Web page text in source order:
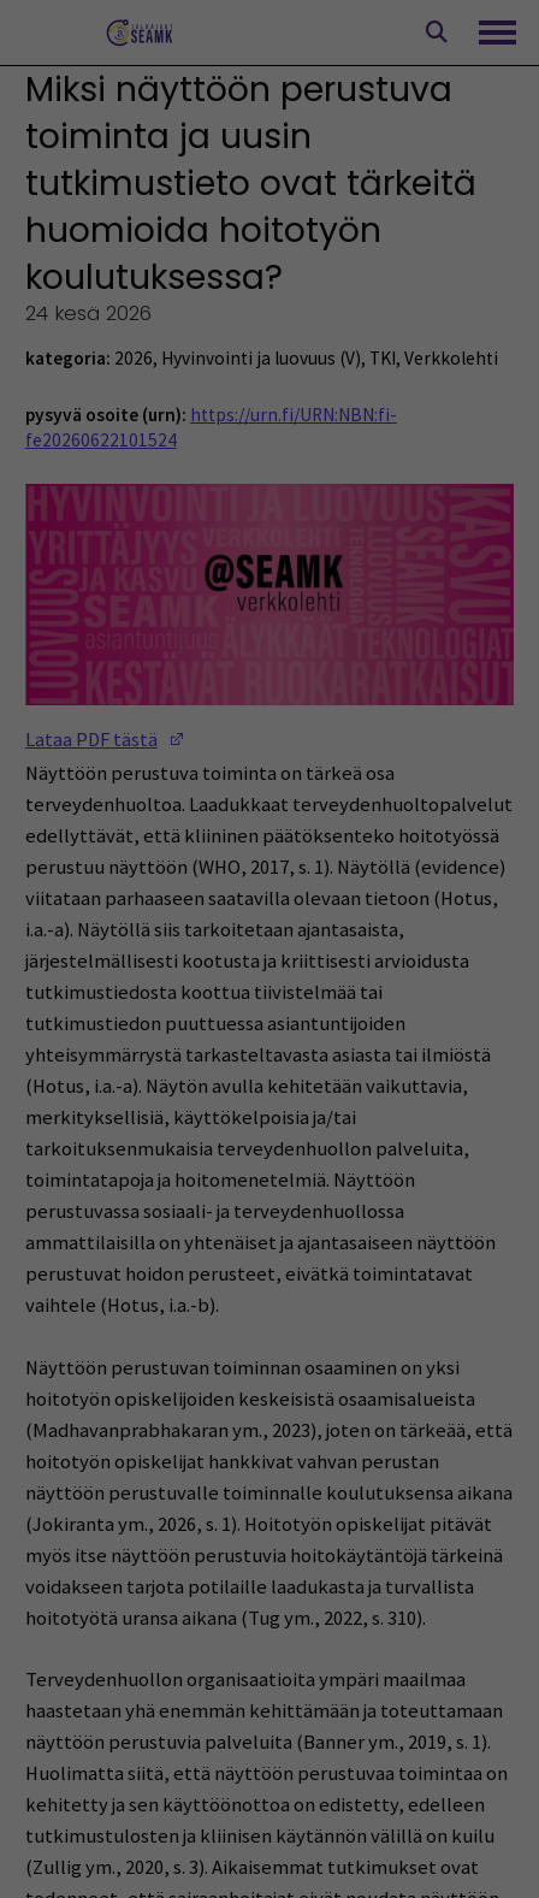
Miksi näyttöön perustuva
toiminta ja uusin
tutkimustieto ovat tärkeitä
huomioida hoitotyön
koulutuksessa?
24 kesä 2026
kategoria: 2026, Hyvinvointi ja luovuus (V), TKI, Verkkolehti
pysyvä osoite (urn): https://urn.fi/URN:NBN:fi-
fe20260622101524
Lataa PDF tästä
Näyttöön perustuva toiminta on tärkeä osa
terveydenhuoltoa. Laadukkaat terveydenhuoltopalvelut
edellyttävät, että kliininen päätöksenteko hoitotyössä
perustuu näyttöön (WHO, 2017, s. 1). Näytöllä (evidence)
viitataan parhaaseen saatavilla olevaan tietoon (Hotus,
i.a.-a). Näytöllä siis tarkoitetaan ajantasaista,
järjestelmällisesti kootusta ja kriittisesti arvioidusta
tutkimustiedosta koottua tiivistelmää tai
tutkimustiedon puuttuessa asiantuntijoiden
yhteisymmärrystä tarkasteltavasta asiasta tai ilmiöstä
(Hotus, i.a.-a). Näytön avulla kehitetään vaikuttavia,
merkityksellisiä, käyttökelpoisia ja/tai
tarkoituksenmukaisia terveydenhuollon palveluita,
toimintatapoja ja hoitomenetelmiä. Näyttöön
perustuvassa sosiaali- ja terveydenhuollossa
ammattilaisilla on yhtenäiset ja ajantasaiseen näyttöön
perustuvat hoidon perusteet, eivätkä toimintatavat
vaihtele (Hotus, i.a.-b).
Näyttöön perustuvan toiminnan osaaminen on yksi
hoitotyön opiskelijoiden keskeisistä osaamisalueista
(Madhavanprabhakaran ym., 2023), joten on tärkeää, että
hoitotyön opiskelijat hankkivat vahvan perustan
näyttöön perustuvalle toiminnalle koulutuksensa aikana
(Jokiranta ym., 2026, s. 1). Hoitotyön opiskelijat pitävät
myös itse näyttöön perustuvia hoitokäytäntöjä tärkeinä
voidakseen tarjota potilaille laadukasta ja turvallista
hoitotyötä uransa aikana (Tug ym., 2022, s. 310).
Terveydenhuollon organisaatioita ympäri maailmaa
haastetaan yhä enemmän kehittämään ja toteuttamaan
näyttöön perustuvia palveluita (Banner ym., 2019, s. 1).
Huolimatta siitä, että näyttöön perustuvaa toimintaa on
kehitetty ja sen käyttöönottoa on edistetty, edelleen
tutkimustulosten ja kliinisen käytännön välillä on kuilu
(Zullig ym., 2020, s. 3). Aikaisemmat tutkimukset ovat